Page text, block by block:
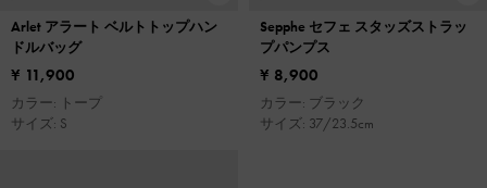
Arlet アラート ベルトトップハン
ドルバッグ
¥ 11,900
カラー: トープ
サイズ: S
Sepphe セフェ スタッズストラッ
プパンプス
¥ 8,900
カラー: ブラック
サイズ: 37/23.5cm